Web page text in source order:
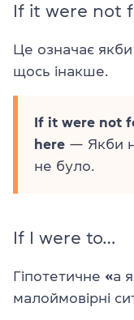
If it were not
Це означає
щось інакше.
If it were not
here — Якби
не було.
If I were to…
Гіпотетичне «а
малоймовірні